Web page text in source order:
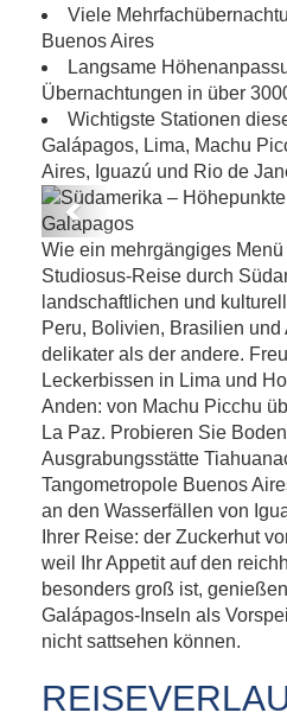
Viele
Buenos Aires
Langsame
Übernachtungen in über
Wichtigste Stationen
Galápagos, Lima, Machu
Aires, Iguazú und Rio de
Südamerika –
und
Previous
Wie ein mehrgängiges
Studiosus-Reise durch
landschaftlichen und
Peru, Bolivien, Brasilien
delikater als der andere.
Leckerbissen in Lima und
Anden: von Machu Picchu
La Paz. Probieren Sie
Ausgrabungsstätte
Tangometropole Buenos
an den Wasserfällen von
Ihrer Reise: der Zuckerhut
weil Ihr Appetit auf den
besonders groß ist,
Galápagos-Inseln als
nicht sattsehen können.